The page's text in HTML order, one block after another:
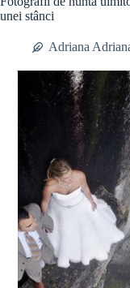
unei stânci
Adriana